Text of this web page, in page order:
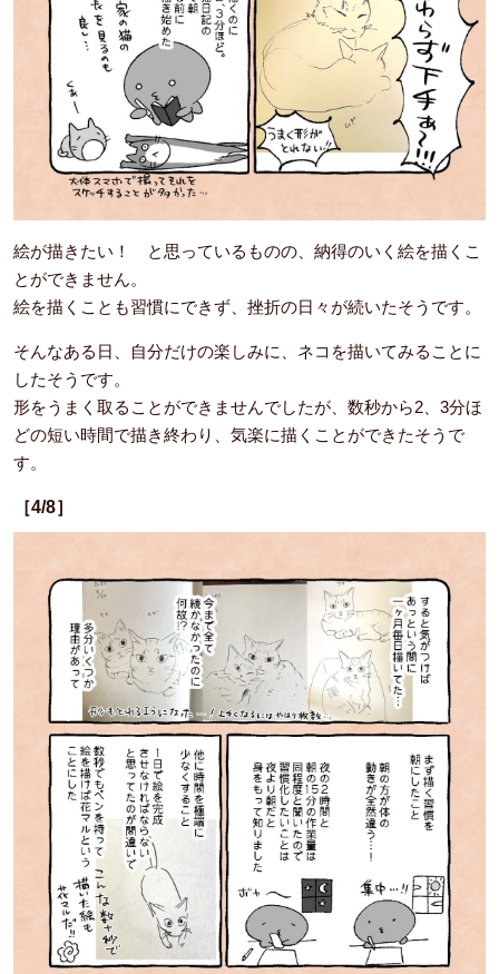
絵が描きたい！ と思っているものの、納得のいく絵を描くこ
とができません。
絵を描くことも習慣にできず、挫折の日々が続いたそうです。
そんなある日、自分だけの楽しみに、ネコを描いてみることに
したそうです。
形をうまく取ることができませんでしたが、数秒から2、3分ほ
どの短い時間で描き終わり、気楽に描くことができたそうで
す。
［4/8］